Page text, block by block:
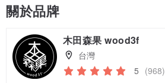
關於品牌
木田森果 wood3f
台灣
5 (968)